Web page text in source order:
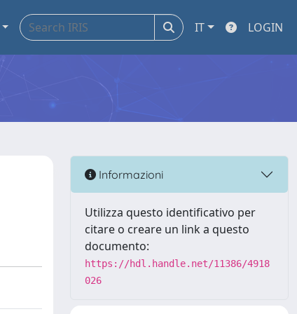
IT LOGIN
Informazioni
Utilizza questo identificativo per
citare o creare un link a questo
documento:
https://hdl.handle.net/11386/4918
026